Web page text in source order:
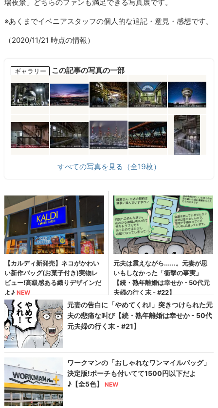
場夜景」どちらのファンも満足できる写真展です。
※あくまでイベニアスタッフの個人的な追記・意見・感想です。
（2020/11/21 時点の情報）
ギャラリー この記事の写真の一部
すべての写真を見る（全19枚）